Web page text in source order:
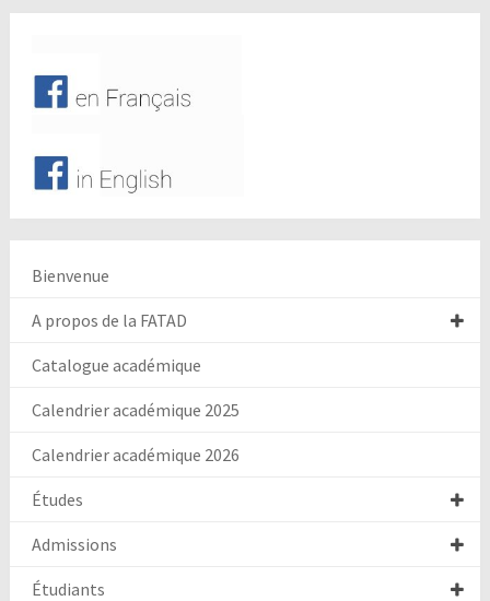
Bienvenue
A propos de la FATAD
Catalogue académique
Calendrier académique 2025
Calendrier académique 2026
Études
Admissions
Étudiants